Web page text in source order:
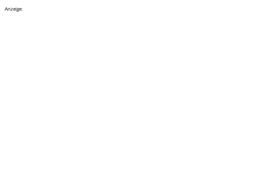
Anzeige: